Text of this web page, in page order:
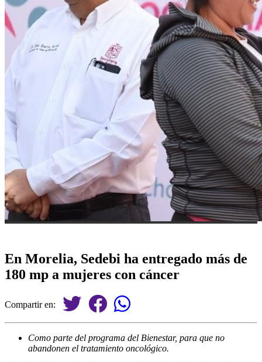
En Morelia, Sedebi ha entregado más de
180 mp a mujeres con cáncer
Compartir en:
Como parte del programa del Bienestar, para que no
abandonen el tratamiento oncológico.